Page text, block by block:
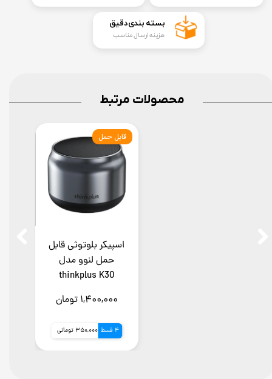
​بسته بندی دقیق​​​​​​​
هزینه ارسال مناسب
اسپیکر بلوتوثی قابل
حمل لنوو مدل
thinkplus K30
۱,۴۰۰,۰۰۰ تومان
4 قسط 350,000 تومانی
قابل حمل
محصولات مرتبط